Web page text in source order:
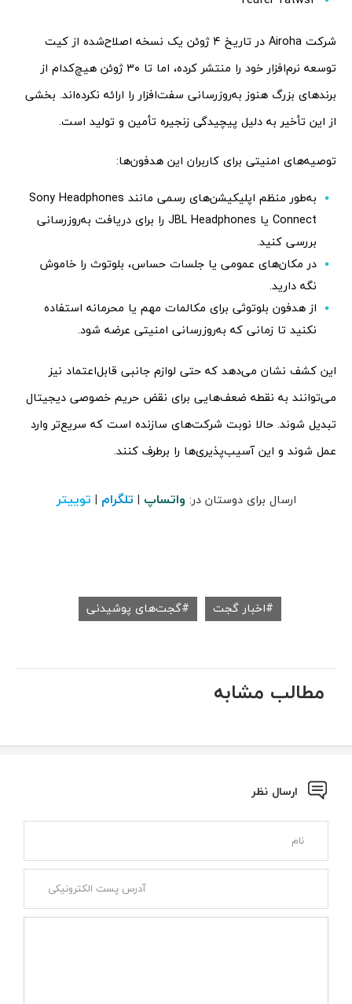
شرکت Airoha در تاریخ ۴ ژوئن یک نسخه اصلاح‌شده از کیت
توسعه نرم‌افزار خود را منتشر کرده، اما تا ۳۰ ژوئن هیچ‌کدام از
برندهای بزرگ هنوز به‌روزرسانی سفت‌افزار را ارائه نکرده‌اند. بخشی
از این تأخیر به دلیل پیچیدگی زنجیره تأمین و تولید است.
توصیه‌های امنیتی برای کاربران این هدفون‌ها:
به‌طور منظم اپلیکیشن‌های رسمی مانند Sony Headphones
Connect یا JBL Headphones را برای دریافت به‌روزرسانی
بررسی کنید.
در مکان‌های عمومی یا جلسات حساس، بلوتوث را خاموش
نگه دارید.
از هدفون بلوتوثی برای مکالمات مهم یا محرمانه استفاده
نکنید تا زمانی که به‌روزرسانی امنیتی عرضه شود.
این کشف نشان می‌دهد که حتی لوازم جانبی قابل‌اعتماد نیز
می‌توانند به نقطه ضعف‌هایی برای نقض حریم خصوصی دیجیتال
تبدیل شوند. حالا نوبت شرکت‌های سازنده است که سریع‌تر وارد
عمل شوند و این آسیب‌پذیری‌ها را برطرف کنند.
ارسال برای دوستان در: واتساپ | تلگرام | توییتر
اخبار گجت گجت‌های پوشیدنی
مطالب مشابه
ارسال نظر